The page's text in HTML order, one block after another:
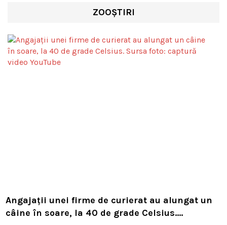
ZOOȘTIRI
Angajații unei firme de curierat au alungat un
câine în soare, la 40 de grade Celsius.